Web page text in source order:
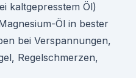
kaltgepresstem Öl)
Öl in bester
bei Verspannungen,
Regelschmerzen,